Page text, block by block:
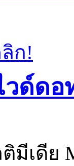
ก!
วด์ด
เดีย